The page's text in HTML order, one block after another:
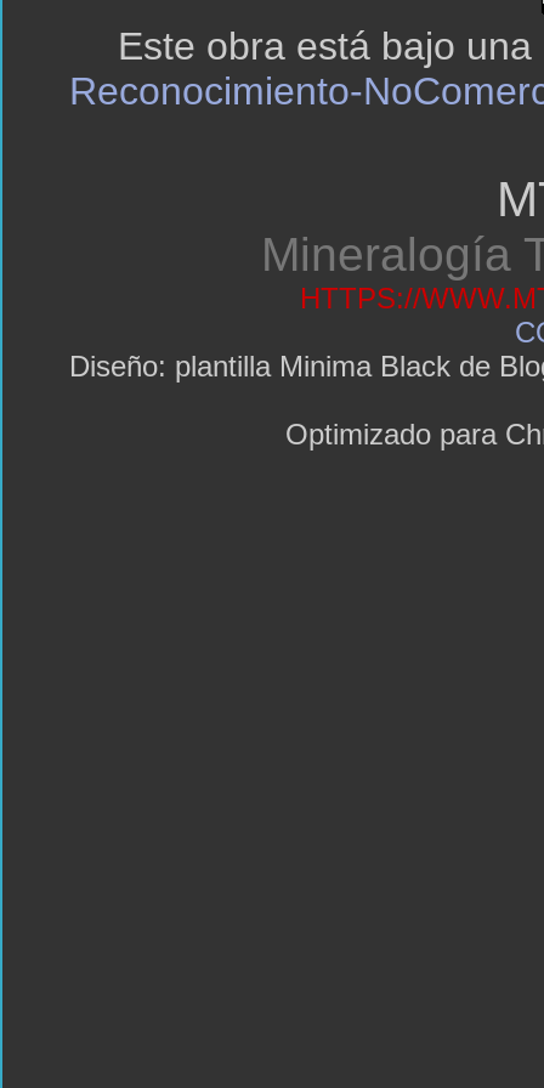
Este obra está bajo una
Reconocimiento-
Mineralogía
HTTPS://
Diseño: plantilla Minima Black de
Optimizado para